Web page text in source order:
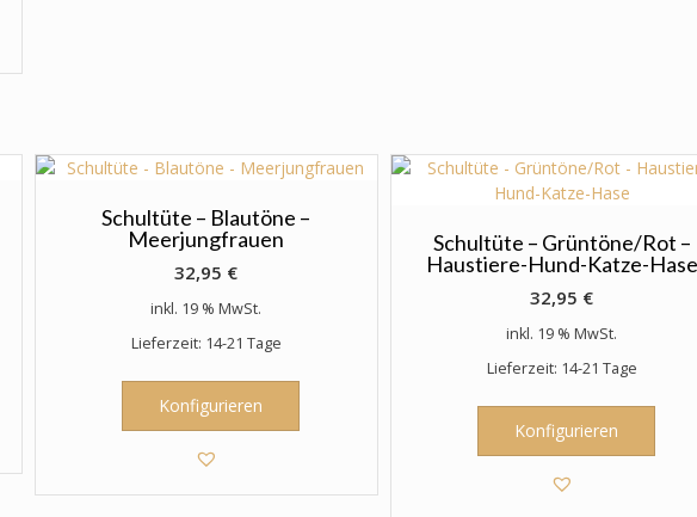
Schultüte – Blautöne –
Meerjungfrauen
32,95 €
inkl. 19 % MwSt.
Lieferzeit: 14-21 Tage
Konfigurieren
Schultüte – Grüntöne/Rot –
Haustiere-Hund-Katze-Hase
32,95 €
inkl. 19 % MwSt.
Lieferzeit: 14-21 Tage
Konfigurieren